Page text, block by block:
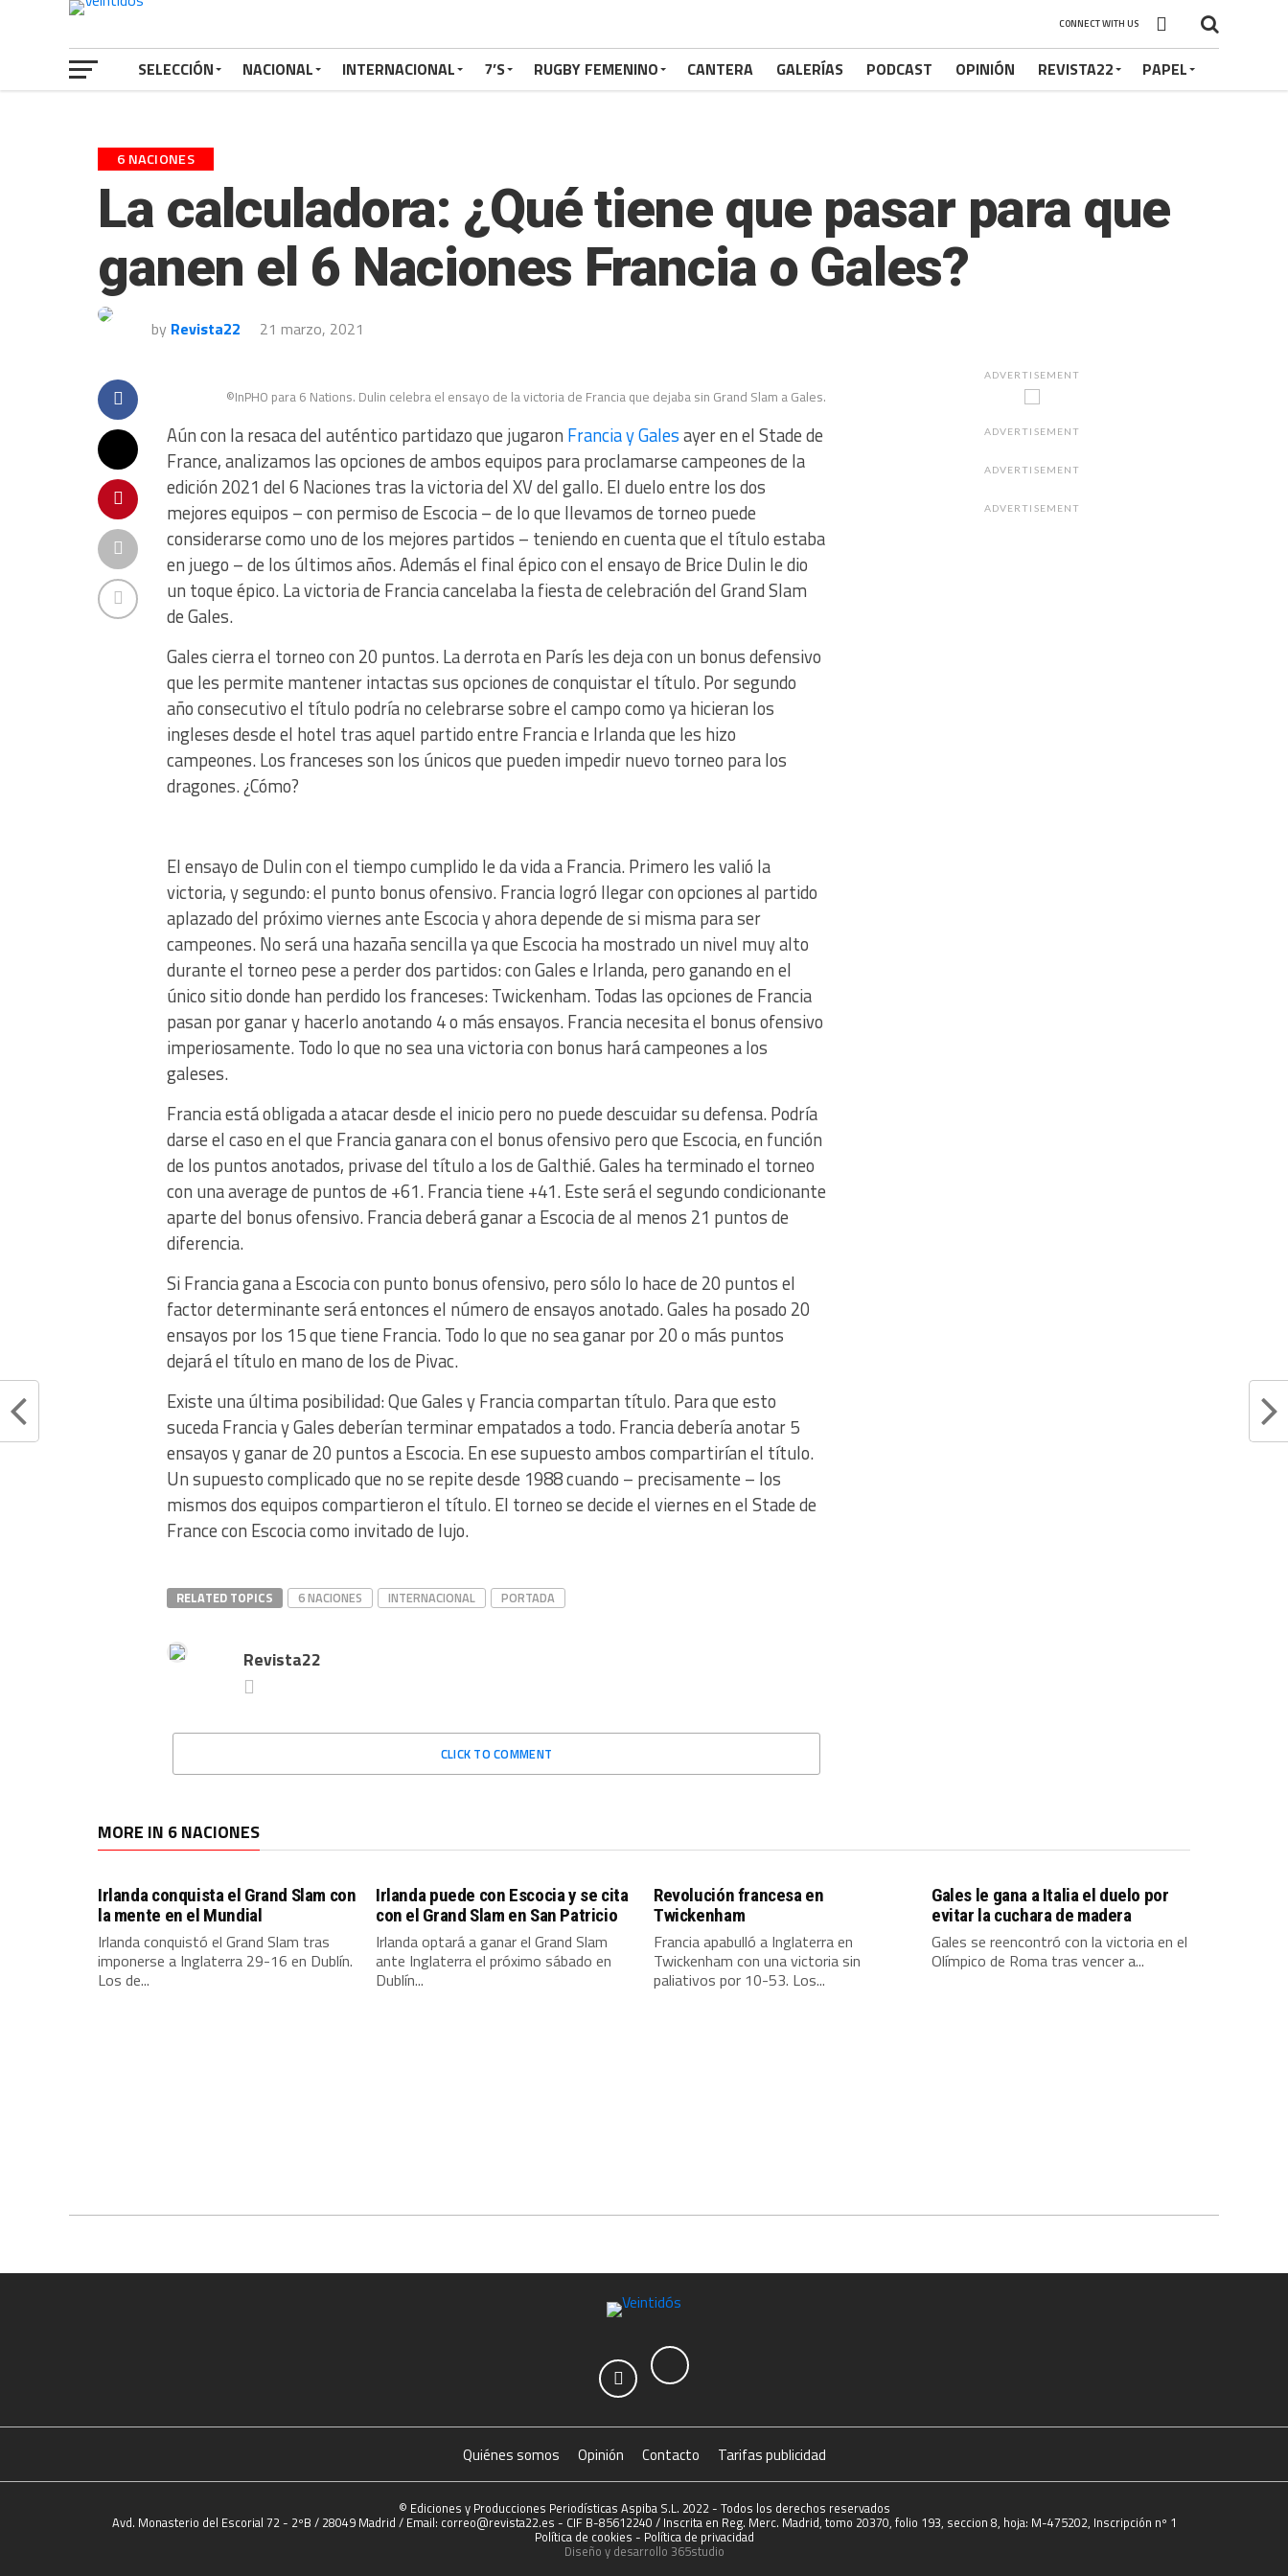
CONNECT WITH US
SELECCIÓN NACIONAL INTERNACIONAL 7’S RUGBY FEMENINO CANTERA GALERÍAS PODCAST OPINIÓN REVISTA22 PAPEL
6 NACIONES
La calculadora: ¿Qué tiene que pasar para que
ganen el 6 Naciones Francia o Gales?
by Revista22 21 marzo, 2021
©InPHO para 6 Nations. Dulin celebra el ensayo de la victoria de Francia que dejaba sin Grand Slam a Gales.
Aún con la resaca del auténtico partidazo que jugaron Francia y Galesayer en el Stade de
France, analizamos las opciones de ambos equipos para proclamarse campeones de la
edición 2021 del 6 Naciones tras la victoria del XV del gallo. El duelo entre los dos
mejores equipos – con permiso de Escocia – de lo que llevamos de torneo puede
considerarse como uno de los mejores partidos – teniendo en cuenta que el título estaba
en juego – de los últimos años. Además el final épico con el ensayo de Brice Dulin le dio
un toque épico. La victoria de Francia cancelaba la fiesta de celebración del Grand Slam
de Gales.
Gales cierra el torneo con 20 puntos. La derrota en París les deja con un bonus defensivo
que les permite mantener intactas sus opciones de conquistar el título. Por segundo
año consecutivo el título podría no celebrarse sobre el campo como ya hicieran los
ingleses desde el hotel tras aquel partido entre Francia e Irlanda que les hizo
campeones. Los franceses son los únicos que pueden impedir nuevo torneo para los
dragones. ¿Cómo?
El ensayo de Dulin con el tiempo cumplido le da vida a Francia. Primero les valió la
victoria, y segundo: el punto bonus ofensivo. Francia logró llegar con opciones al partido
aplazado del próximo viernes ante Escocia y ahora depende de si misma para ser
campeones. No será una hazaña sencilla ya que Escocia ha mostrado un nivel muy alto
durante el torneo pese a perder dos partidos: con Gales e Irlanda, pero ganando en el
único sitio donde han perdido los franceses: Twickenham. Todas las opciones de Francia
pasan por ganar y hacerlo anotando 4 o más ensayos. Francia necesita el bonus ofensivo
imperiosamente. Todo lo que no sea una victoria con bonus hará campeones a los
galeses.
Francia está obligada a atacar desde el inicio pero no puede descuidar su defensa. Podría
darse el caso en el que Francia ganara con el bonus ofensivo pero que Escocia, en función
de los puntos anotados, privase del título a los de Galthié. Gales ha terminado el torneo
con una average de puntos de +61. Francia tiene +41. Este será el segundo condicionante
aparte del bonus ofensivo. Francia deberá ganar a Escocia de al menos 21 puntos de
diferencia.
Si Francia gana a Escocia con punto bonus ofensivo, pero sólo lo hace de 20 puntos el
factor determinante será entonces el número de ensayos anotado. Gales ha posado 20
ensayos por los 15 que tiene Francia. Todo lo que no sea ganar por 20 o más puntos
dejará el título en mano de los de Pivac.
Existe una última posibilidad: Que Gales y Francia compartan título. Para que esto
suceda Francia y Gales deberían terminar empatados a todo. Francia debería anotar 5
ensayos y ganar de 20 puntos a Escocia. En ese supuesto ambos compartirían el título.
Un supuesto complicado que no se repite desde 1988 cuando – precisamente – los
mismos dos equipos compartieron el título. El torneo se decide el viernes en el Stade de
France con Escocia como invitado de lujo.
RELATED TOPICS 6 NACIONES INTERNACIONAL PORTADA
Revista22
CLICK TO COMMENT
ADVERTISEMENT
ADVERTISEMENT
ADVERTISEMENT
ADVERTISEMENT
MORE IN 6 NACIONES
Irlanda conquista el Grand Slam con
la mente en el Mundial
Irlanda conquistó el Grand Slam tras
imponerse a Inglaterra 29-16 en Dublín.
Los de...
Irlanda puede con Escocia y se cita
con el Grand Slam en San Patricio
Irlanda optará a ganar el Grand Slam
ante Inglaterra el próximo sábado en
Dublín...
Revolución francesa en
Twickenham
Francia apabulló a Inglaterra en
Twickenham con una victoria sin
paliativos por 10-53. Los...
Gales le gana a Italia el duelo por
evitar la cuchara de madera
Gales se reencontró con la victoria en el
Olímpico de Roma tras vencer a...
Quiénes somos Opinión Contacto Tarifas publicidad
© Ediciones y Producciones Periodísticas Aspiba S.L. 2022 - Todos los derechos reservados
Avd. Monasterio del Escorial 72 - 2ºB / 28049 Madrid / Email: correo@revista22.es - CIF B-85612240 / Inscrita en Reg. Merc. Madrid, tomo 20370, folio 193, seccion 8, hoja: M-475202, Inscripción nº 1
Política de cookies - Política de privacidad
Diseño y desarrollo 365studio